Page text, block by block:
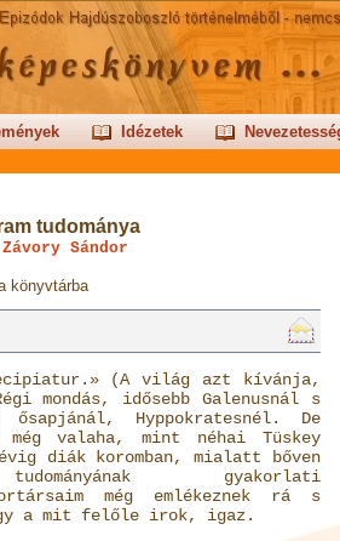
Idézetek
tudománya
Sándor
könyvtárba
(A világ azt kívánja,
mondás, idősebb Galenusnál s
ősapjánál, Hyppokratesnél. De
valaha, mint néhai Tüskey
diák koromban, mialatt bőven
gyakorlati
még emlékeznek rá s
a mit felőle irok, igaz.